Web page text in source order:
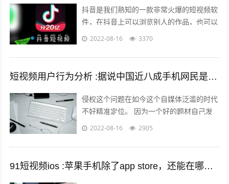
抖音是我们熟知的一款非常火爆的短视频软
件，在抖音上可以浏览别人的作品，也可以
发布自己的作品，那么自己发布作品的时候
2022-08-16 3370
短视频用户行为分析 :据说中国近八成手机网民是短视频用户，侵权问题如何解决？
侵权这个问题在如今这个自媒体泛滥的时代
不好精准定位。 因为一个好的题材自己发
布出去可能只需要短短的几分钟时间就能够
2022-08-16 2905
91短视频ios :苹果手机除了app store，还能在哪里下载软件？包括一些破解软件？